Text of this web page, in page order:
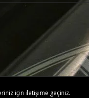
için iletişime geçiniz.